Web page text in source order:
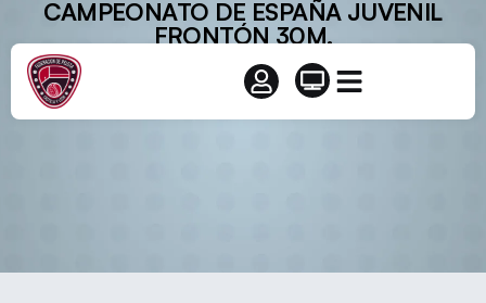
CAMPEONATO DE ESPAÑA JUVENIL
FRONTÓN 30M.